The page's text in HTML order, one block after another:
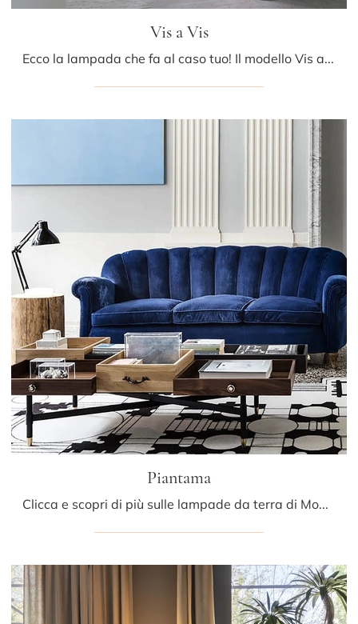
Vis a Vis
Ecco la lampada che fa al caso tuo! Il modello Vis a Vis è una tra le nostre lampade da terra di Mogg.
Piantama
Clicca e scopri di più sulle lampade da terra di Mogg: il modello Piantama in legno ti sta aspettando!